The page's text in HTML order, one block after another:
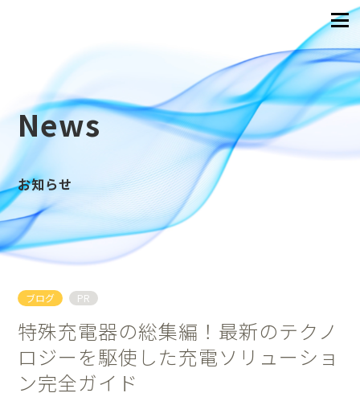
News
お知らせ
ブログ PR
特殊充電器の総集編！最新のテクノ
ロジーを駆使した充電ソリューショ
ン完全ガイド